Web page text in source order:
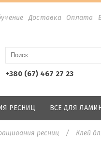
Доставка Оплата
+380 (67) 467 27 23
РЕСНИЦ ВСЕ ДЛЯ
ресниц Клей